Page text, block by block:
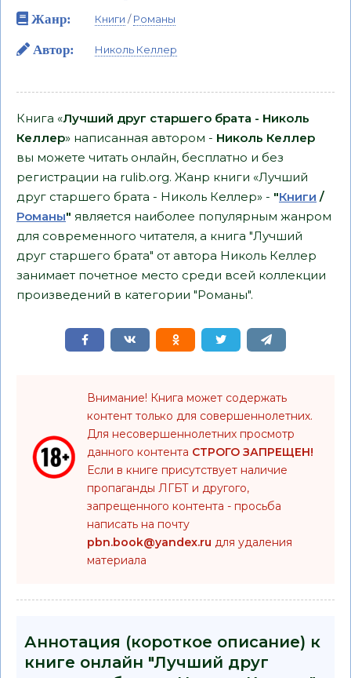
Жанр:
Книги /Романы
Автор: Николь Келлер
Книга «Лучший друг старшего брата - Николь
Келлер» написанная автором - Николь Келлер
вы можете читать онлайн, бесплатно и без
регистрации на rulib.org. Жанр книги «Лучший
друг старшего брата - Николь Келлер» - "Книги /
Романы" является наиболее популярным жанром
для современного читателя, а книга "Лучший
друг старшего брата" от автора Николь Келлер
занимает почетное место среди всей коллекции
произведений в категории "Романы".
Внимание! Книга может содержать
контент только для совершеннолетних.
Для несовершеннолетних просмотр
данного контента СТРОГО ЗАПРЕЩЕН!
Если в книге присутствует наличие
пропаганды ЛГБТ и другого,
запрещенного контента - просьба
написать на почту
pbn.book@yandex.ru для удаления
материала
Аннотация (короткое описание) к
книге онлайн "Лучший друг